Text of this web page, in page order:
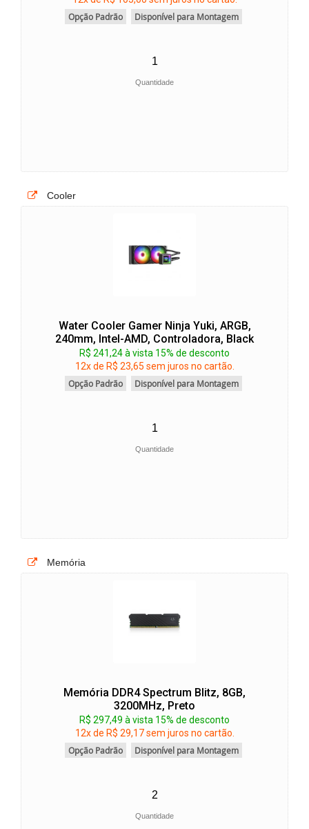
Opção Padrão
Disponível para Montagem
Quantidade
Cooler
Water Cooler Gamer Ninja Yuki, ARGB,
240mm, Intel-AMD, Controladora, Black
R$ 241,24 à vista 15% de desconto
12x de R$ 23,65 sem juros no cartão.
Opção Padrão
Disponível para Montagem
Quantidade
Memória
Memória DDR4 Spectrum Blitz, 8GB,
3200MHz, Preto
R$ 297,49 à vista 15% de desconto
12x de R$ 29,17 sem juros no cartão.
Opção Padrão
Disponível para Montagem
Quantidade